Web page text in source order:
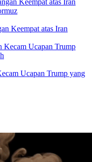
Keempat atas Iran
Ucapan Trump yang